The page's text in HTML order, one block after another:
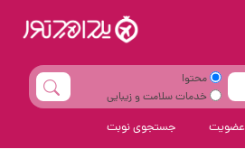
محتوا
خدمات سلامت و زیبایی
عضویت جستجوی نوبت